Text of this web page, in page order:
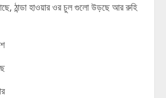
ঠান্ডা হাওয়ার ওর চুল গুলো উড়ছে আর রুহি